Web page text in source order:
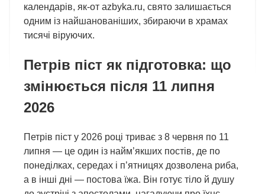
календарів, як-от azbyka.ru, свято залишається
одним із найшанованіших, збираючи в храмах
тисячі віруючих.
Петрів піст як підготовка: що
змінюється після 11 липня
2026
Петрів піст у 2026 році триває з 8 червня по 11
липня — це один із найм’якших постів, де по
понеділках, середах і п’ятницях дозволена риба,
а в інші дні — постова їжа. Він готує тіло й душу